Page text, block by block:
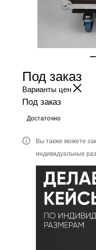
Под заказ
Варианты цен
Под заказ
Достаточно
Вы также можете
индивидуальные